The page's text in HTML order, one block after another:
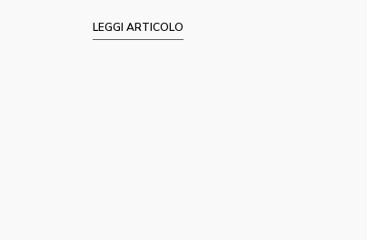
LEGGI ARTICOLO